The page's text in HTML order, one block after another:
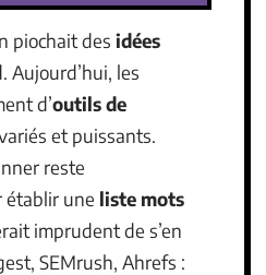
piochait des idées
Aujourd’hui, les
d’outils de
et puissants.
reste
établir une liste mots
imprudent de s’en
SEMrush, Ahrefs :